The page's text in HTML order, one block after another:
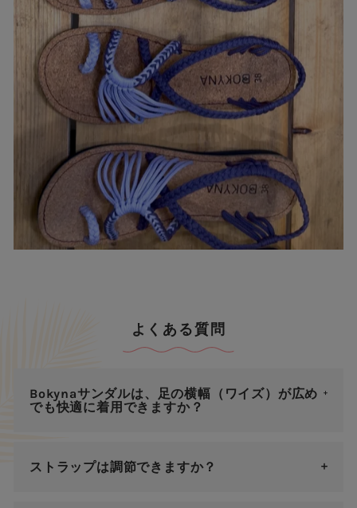
よくある質問
Bokynaサンダルは、足の横幅（ワイズ）が広め
でも快適に着用できますか？
ストラップは調節できますか？